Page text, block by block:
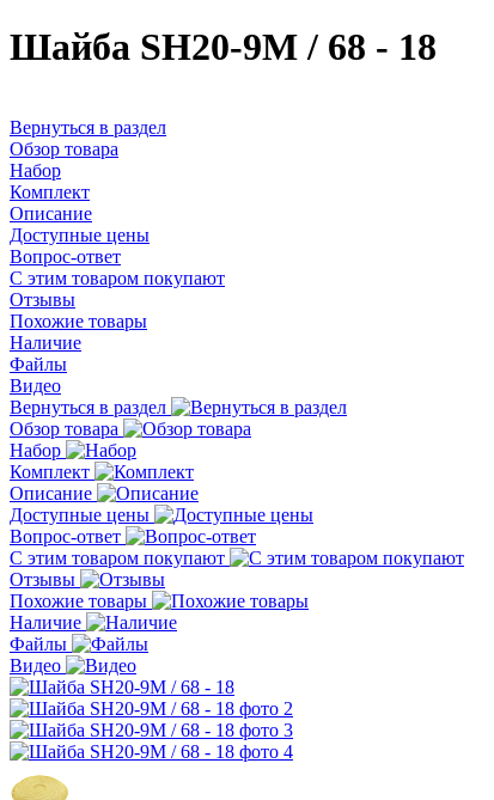
Шайба SH20-9M / 68 - 18
Вернуться в раздел
Обзор товара
Набор
Комплект
Описание
Доступные цены
Вопрос-ответ
С этим товаром покупают
Отзывы
Похожие товары
Наличие
Файлы
Видео
Вернуться в раздел
Обзор товара
Набор
Комплект
Описание
Доступные цены
Вопрос-ответ
С этим товаром покупают
Отзывы
Похожие товары
Наличие
Файлы
Видео